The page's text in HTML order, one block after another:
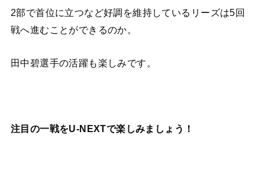
2部で首位に立つなど好調を維持しているリーズは5回
戦へ進むことができるのか。
田中碧選手の活躍も楽しみです。
注目の一戦をU-NEXTで楽しみましょう！